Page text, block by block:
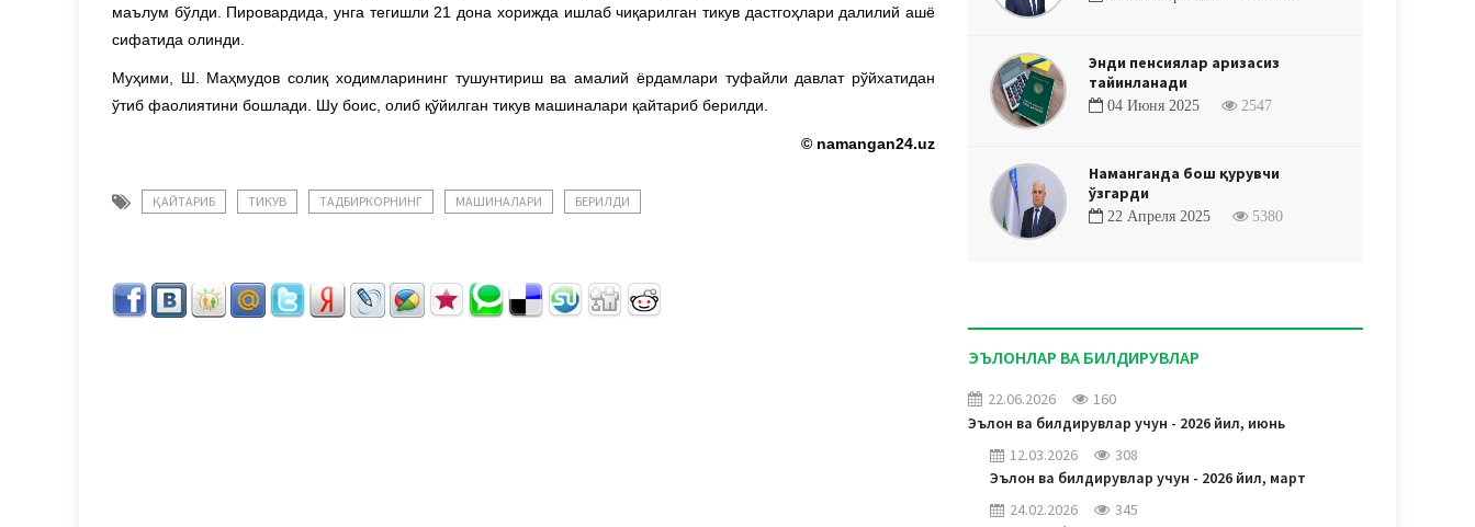
маълум бўлди. Пировардида, унга тегишли 21 дона хорижда ишлаб чиқарилган тикув дастгоҳлари далилий ашё
сифатида олинди.
Муҳими, Ш. Маҳмудов солиқ ходимларининг тушунтириш ва амалий ёрдамлари туфайли давлат рўйхатидан
ўтиб фаолиятини бошлади. Шу боис, олиб қўйилган тикув машиналари қайтариб берилди.
© namangan24.uz
ҚАЙТАРИБ ТИКУВ ТАДБИРКОРНИНГ МАШИНАЛАРИ БЕРИЛДИ
Энди пенсиялар аризасиз
тайинланади
04 Июня 2025 2547
Наманганда бош қурувчи
ўзгарди
22 Апреля 2025 5380
ЭЪЛОНЛАР ВА БИЛДИРУВЛАР
22.06.2026
160
Эълон ва билдирувлар учун - 2026 йил, июнь
12.03.2026
308
Эълон ва билдирувлар учун - 2026 йил, март
24.02.2026
345